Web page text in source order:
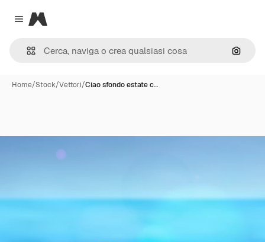
Close menu
Magnific
Cerca
Home/Stock/Vettori/Ciao sfondo estate c…